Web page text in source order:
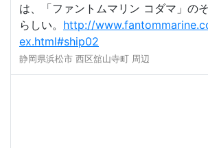
は、「ファントムマリン コダマ」の
らしい。 http://
ex.html#ship02
静岡県浜松市 西区舘山寺町 周辺